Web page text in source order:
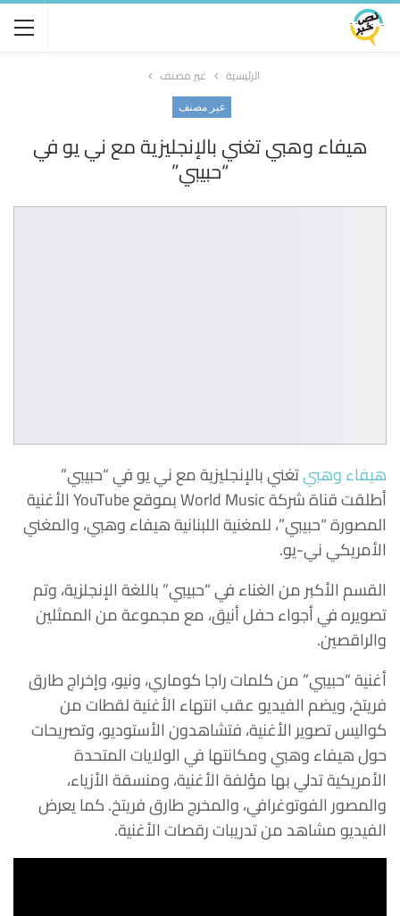
الرئيسية غير مصنف
غير مصنف
هيفاء وهبي تغني بالإنجليزية مع ني يو في
“حبيبي”
هيفاء وهبيتغني بالإنجليزية مع ني يو في “حبيبي”
أطلقت قناة شركة World Music بموقع YouTube الأغنية
المصورة “حبيبي”، للمغنية اللبنانية هيفاء وهبي، والمغني
الأمريكي ني-يو.
القسم الأكبر من الغناء في “حبيبي” باللغة الإنجلزية، وتم
تصويره في أجواء حفل أنيق، مع مجموعة من الممثلين
والراقصين.
أغنية “حبيبي” من كلمات راجا كوماري، ونيو، وإخراج طارق
فريتخ، ويضم الفيديو عقب انتهاء الأغنية لقطات من
كواليس تصوير الأغنية، فتشاهدون الأستوديو، وتصريحات
حول هيفاء وهبي ومكانتها في الولايات المتحدة
الأمريكية تدلي بها مؤلفة الأغنية، ومنسقة الأزياء،
والمصور الفوتوغرافي، والمخرج طارق فريتخ. كما يعرض
الفيديو مشاهد من تدريبات رقصات الأغنية.